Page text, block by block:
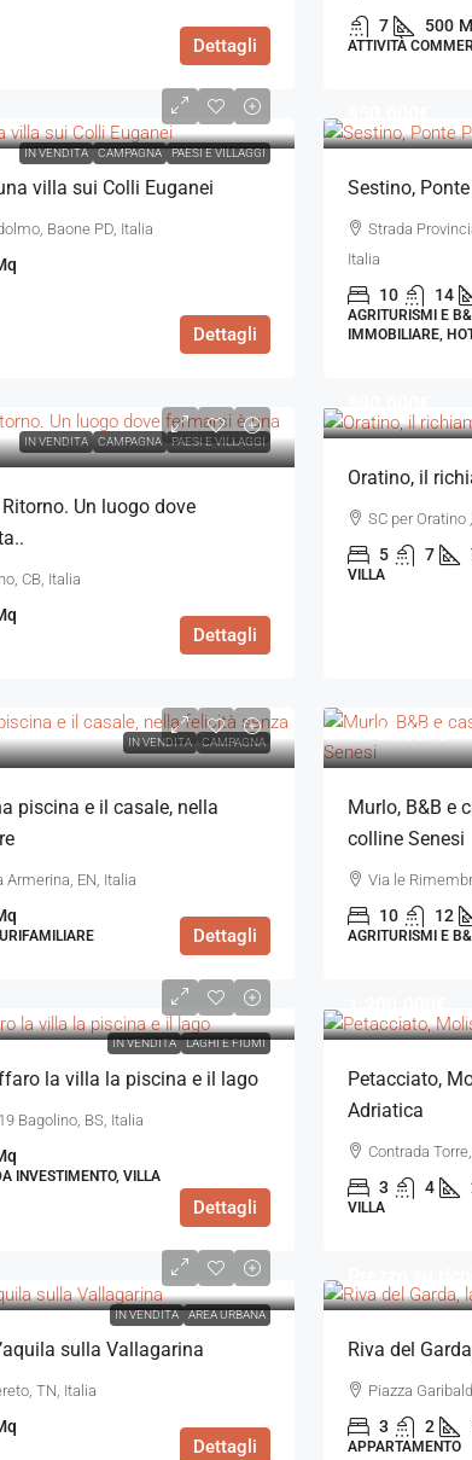
Dettagli
7 500
ATTIVITÀ
IN VENDITA CAMPAGNA PAESI E VILLAGGI
villa sui Colli Euganei
Baone PD, Italia
Dettagli
Sestino,
Strada
Italia
10 14
AGRITURISMI E
IMMOBILIARE,
IN VENDITA CAMPAGNA PAESI E VILLAGGI
Un luogo dove
CB, Italia
Dettagli
Oratino, il
SC per Oratino
5 7
VILLA
IN VENDITA CAMPAGNA
piscina e il casale, nella
Armerina, EN, Italia
Dettagli
1.100.000€
Murlo, B&B e
colline Senesi
Via le
10 12
AGRITURISMI E
IN VENDITA LAGHI E FIUMI
la villa la piscina e il lago
Bagolino, BS, Italia
INVESTIMENTO, VILLA
Dettagli
Petacciato,
Adriatica
Contrada
3 4
VILLA
IN VENDITA AREA URBANA
sulla Vallagarina
TN, Italia
Dettagli
Riva del
Piazza
3 2
APPARTAMENTO